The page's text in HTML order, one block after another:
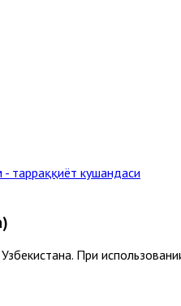
тарраққиёт кушандаси
При